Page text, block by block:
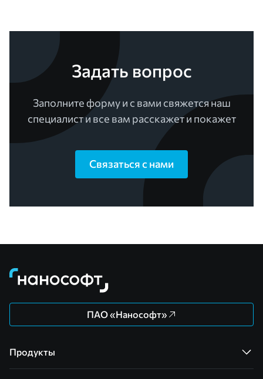
Задать вопрос
Заполните форму и с вами свяжется наш
специалист и все вам расскажет и покажет
Связаться с нами
ПАО «Нанософт»
Продукты